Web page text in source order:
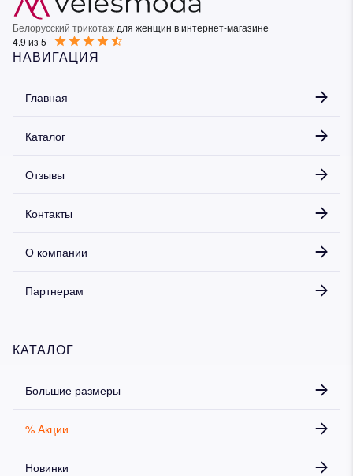
Белорусский трикотаж для женщин в интернет-магазине
4.9 из 5
НАВИГАЦИЯ
Главная
Каталог
Отзывы
Контакты
О компании
Партнерам
КАТАЛОГ
Большие размеры
% Акции
Новинки